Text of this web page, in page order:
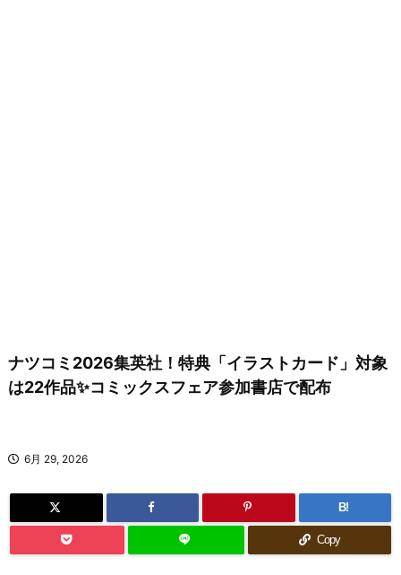
ナツコミ2026集英社！特典「イラストカード」対象
は22作品✨コミックスフェア参加書店で配布
6月 29, 2026
B!
Copy